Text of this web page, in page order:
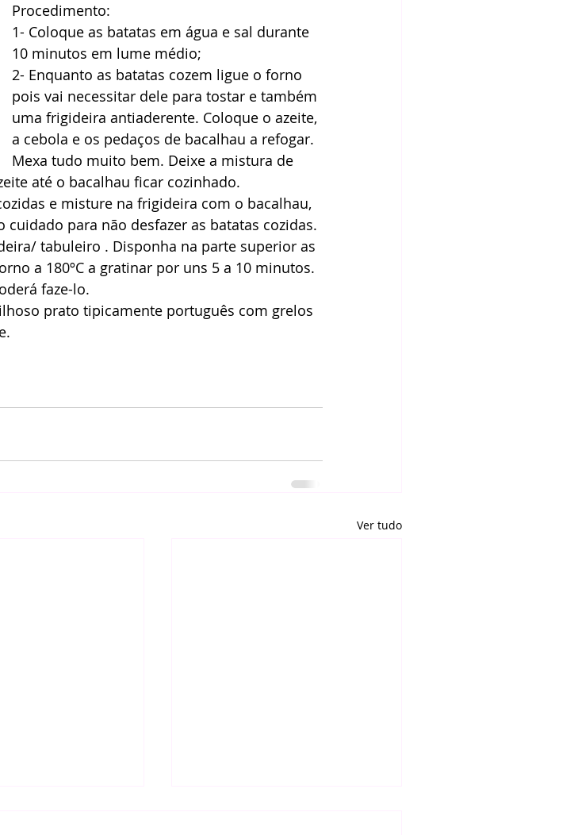
Procedimento:
1- Coloque as batatas em água e sal durante
10 minutos em lume médio;
2- Enquanto as batatas cozem ligue o forno
pois vai necessitar dele para tostar e também
uma frigideira antiaderente. Coloque o azeite,
a cebola e os pedaços de bacalhau a refogar.
Mexa tudo muito bem. Deixe a mistura de
até o bacalhau ficar cozinhado.
e misture na frigideira com o bacalhau,
para não desfazer as batatas cozidas.
tabuleiro . Disponha na parte superior as
a 180ºC a gratinar por uns 5 a 10 minutos.
faze-lo.
prato tipicamente português com grelos
Ver tudo